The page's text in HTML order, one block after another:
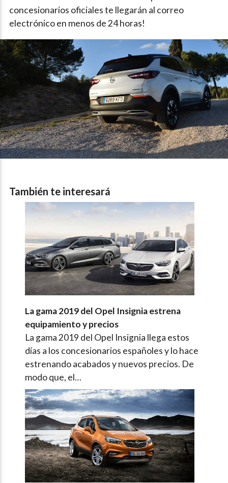
concesionarios oficiales te llegarán al correo
electrónico en menos de 24 horas!
También te interesará
La gama 2019 del Opel Insignia estrena
equipamiento y precios
La gama 2019 del Opel Insignia llega estos
días a los concesionarios españoles y lo hace
estrenando acabados y nuevos precios. De
modo que, el…